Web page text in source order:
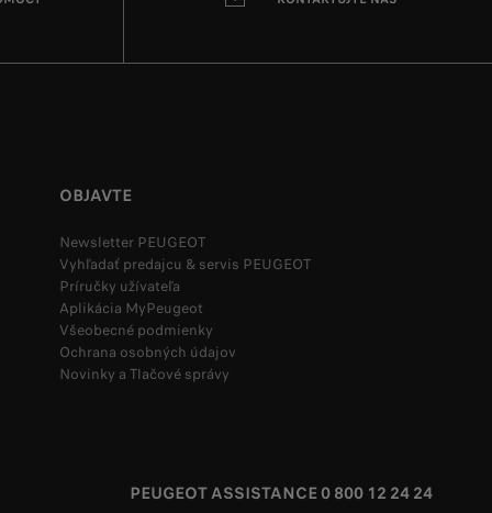
OBJAVTE
Newsletter PEUGEOT
Vyhľadať predajcu & servis PEUGEOT
Príručky užívateľa
Aplikácia MyPeugeot
Všeobecné podmienky
Ochrana osobných údajov
Novinky a Tlačové správy
PEUGEOT ASSISTANCE 0 800 12 24 24